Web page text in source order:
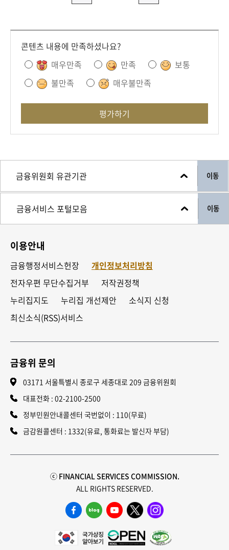
콘텐츠 내용에 만족하셨나요?
매우만족
만족
보통
불만족
매우불만족
평가하기
이동
이동
이용안내
금융행정서비스헌장
개인정보처리방침
전자우편 무단수집거부
저작권정책
누리집지도
누리집 개선제안
소식지 신청
최신소식(RSS)서비스
금융위 문의
03171 서울특별시 종로구 세종대로 209 금융위원회
대표전화 : 02-2100-2500
정부민원안내콜센터 국번없이 : 110(무료)
금감원콜센터 : 1332(유료, 통화료는 발신자 부담)
ⓒ FINANCIAL SERVICES COMMISSION.
ALL RIGHTS RESERVED.